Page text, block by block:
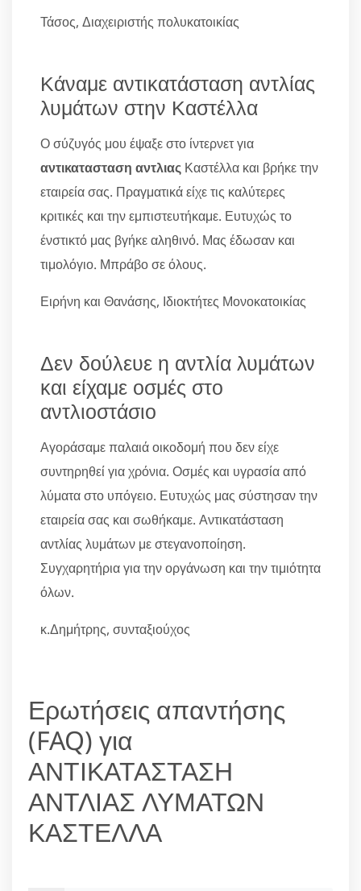
Τάσος, Διαχειριστής πολυκατοικίας
Κάναμε αντικατάσταση αντλίας
λυμάτων στην Καστέλλα
Ο σύζυγός μου έψαξε στο ίντερνετ για
αντικατασταση αντλιας Καστέλλα και βρήκε την
εταιρεία σας. Πραγματικά είχε τις καλύτερες
κριτικές και την εμπιστευτήκαμε. Ευτυχώς το
ένστικτό μας βγήκε αληθινό. Μας έδωσαν και
τιμολόγιο. Μπράβο σε όλους.
Ειρήνη και Θανάσης, Ιδιοκτήτες Μονοκατοικίας
Δεν δούλευε η αντλία λυμάτων
και είχαμε οσμές στο
αντλιοστάσιο
Αγοράσαμε παλαιά οικοδομή που δεν είχε
συντηρηθεί για χρόνια. Οσμές και υγρασία από
λύματα στο υπόγειο. Ευτυχώς μας σύστησαν την
εταιρεία σας και σωθήκαμε. Αντικατάσταση
αντλίας λυμάτων με στεγανοποίηση.
Συγχαρητήρια για την οργάνωση και την τιμιότητα
όλων.
κ.Δημήτρης, συνταξιούχος
Ερωτήσεις απαντήσης
(FAQ) για
ΑΝΤΙΚΑΤΑΣΤΑΣΗ
ΑΝΤΛΙΑΣ ΛΥΜΑΤΩΝ
ΚΑΣΤΕΛΛΑ